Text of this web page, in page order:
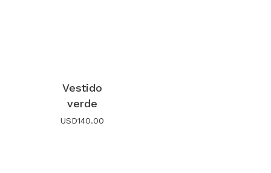
Vestido
verde
USD140.00